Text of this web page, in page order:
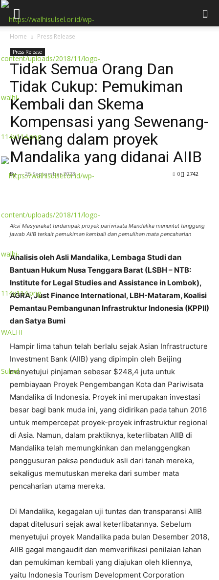
WALHI
Sulsel
Home Press Release
Press Release
Tidak Semua Orang Dan
Tidak Cukup: Pemukiman
Kembali dan Skema
Kompensasi yang Sewenang-
wenang dalam proyek
Mandalika yang didanai AIIB
By - 25 September 2023 2742
0
Aksi Masyarakat terdampak proyek pariwisata Mandalika menuntut tanggung
jawab AIIB terkait pemukiman kembali dan pemulihan mata pencaharian
Analisis oleh Asli Mandalika, Lembaga Studi dan
Bantuan Hukum Nusa Tenggara Barat (LSBH – NTB:
Institute for Legal Studies and Assistance in Lombok),
AGRA, Just Finance International, LBH-Mataram, Koalisi
Pemantau Pembangunan Infrastruktur Indonesia (KPPII)
dan Satya Bumi
Hampir lima tahun telah berlalu sejak Asian Infrastructure
Investment Bank (AIIB) yang dipimpin oleh Beijing
menyetujui pinjaman sebesar $248,4 juta untuk
pembiayaan Proyek Pengembangan Kota dan Pariwisata
Mandalika di Indonesia. Proyek ini merupakan investasi
besar bagi bank muda ini, yang didirikan pada tahun 2016
untuk mempercepat proyek-proyek infrastruktur regional
di Asia. Namun, dalam praktiknya, keterlibatan AIIB di
Mandalika telah memungkinkan dan melanggengkan
penggusuran paksa penduduk asli dari tanah mereka,
sekaligus memutuskan mereka dari sumber mata
pencaharian utama mereka.
Di Mandalika, kegagalan uji tuntas dan transparansi AIIB
dapat ditelusuri sejak awal keterlibatannya. Sebelum
menyetujui proyek Mandalika pada bulan Desember 2018,
AIIB gagal mengaudit dan memverifikasi penilaian lahan
dan pemukiman kembali yang diajukan oleh kliennya,
yaitu Indonesia Tourism Development Corporation